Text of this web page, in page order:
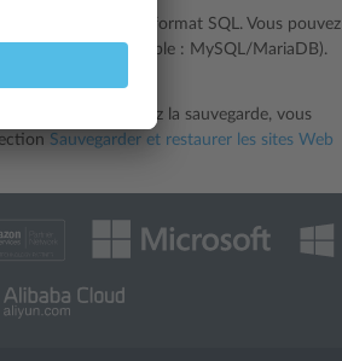
d’un fichier au format SQL. Vous pouvez
le dump (par exemple : MySQL/MariaDB).
de données
vous restaurez la sauvegarde, vous
Sauvegarder et restaurer les sites Web